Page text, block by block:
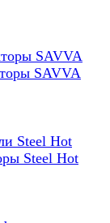
SAVVA
SAVVA
Steel Hot
Steel Hot